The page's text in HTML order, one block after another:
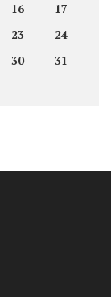
16
17
23
24
30 31